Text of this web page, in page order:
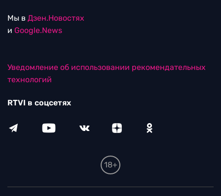
Мы в Дзен.Новостях
и Google.News
Уведомление об использовании рекомендательных
технологий
RTVI в соцсетях
18+